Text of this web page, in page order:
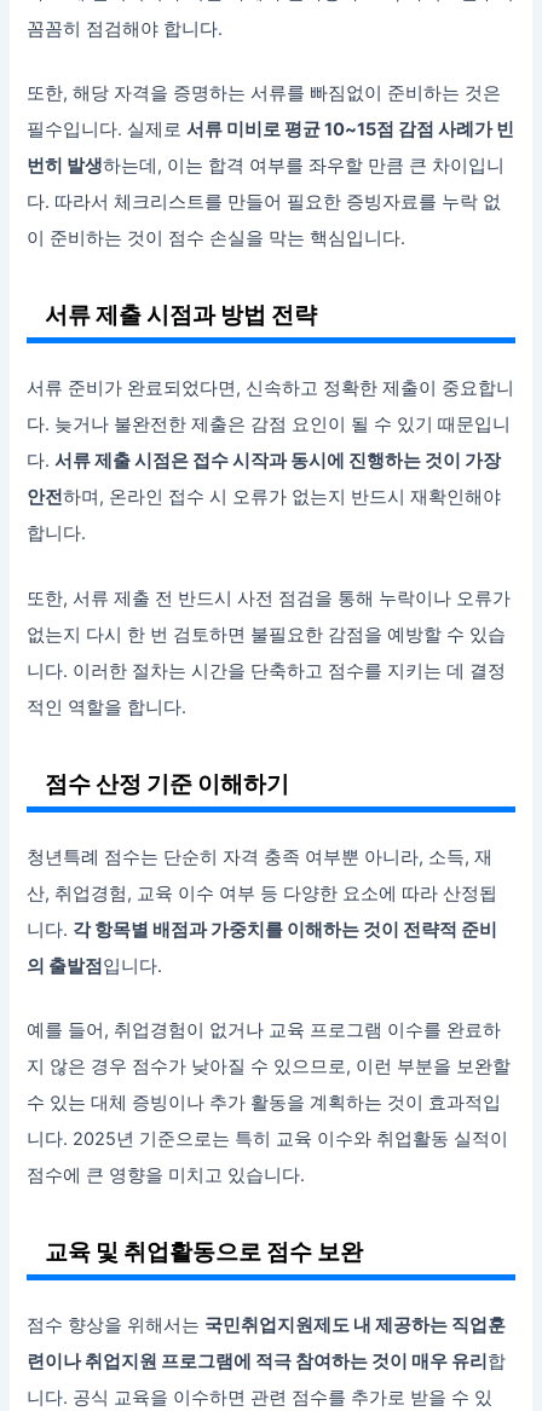
꼼꼼히 점검해야 합니다.
또한, 해당 자격을 증명하는 서류를 빠짐없이 준비하는 것은
필수입니다. 실제로서류 미비로 평균 10~15점 감점 사례가 빈
번히 발생하는데, 이는 합격 여부를 좌우할 만큼 큰 차이입니
다. 따라서 체크리스트를 만들어 필요한 증빙자료를 누락 없
이 준비하는 것이 점수 손실을 막는 핵심입니다.
서류 제출 시점과 방법 전략
서류 준비가 완료되었다면, 신속하고 정확한 제출이 중요합니
다. 늦거나 불완전한 제출은 감점 요인이 될 수 있기 때문입니
다.서류 제출 시점은 접수 시작과 동시에 진행하는 것이 가장
안전하며, 온라인 접수 시 오류가 없는지 반드시 재확인해야
합니다.
또한, 서류 제출 전 반드시 사전 점검을 통해 누락이나 오류가
없는지 다시 한 번 검토하면 불필요한 감점을 예방할 수 있습
니다. 이러한 절차는 시간을 단축하고 점수를 지키는 데 결정
적인 역할을 합니다.
점수 산정 기준 이해하기
청년특례 점수는 단순히 자격 충족 여부뿐 아니라, 소득, 재
산, 취업경험, 교육 이수 여부 등 다양한 요소에 따라 산정됩
니다. 각 항목별 배점과 가중치를 이해하는 것이 전략적 준비
의 출발점입니다.
예를 들어, 취업경험이 없거나 교육 프로그램 이수를 완료하
지 않은 경우 점수가 낮아질 수 있으므로, 이런 부분을 보완할
수 있는 대체 증빙이나 추가 활동을 계획하는 것이 효과적입
니다. 2025년 기준으로는 특히 교육 이수와 취업활동 실적이
점수에 큰 영향을 미치고 있습니다.
교육 및 취업활동으로 점수 보완
점수 향상을 위해서는 국민취업지원제도 내 제공하는 직업훈
련이나 취업지원 프로그램에 적극 참여하는 것이 매우 유리합
니다. 공식 교육을 이수하면 관련 점수를 추가로 받을 수 있